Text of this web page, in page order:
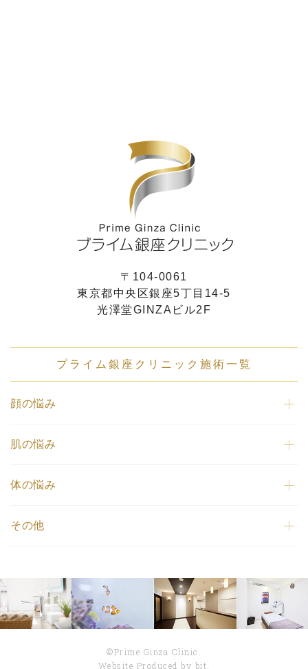
〒104-0061
東京都中央区銀座5丁目14-5
光澤堂GINZAビル2F
プライム銀座クリニック施術一覧
顔の悩み
肌の悩み
体の悩み
その他
©Prime Ginza Clinic.
Website Produced by bit.